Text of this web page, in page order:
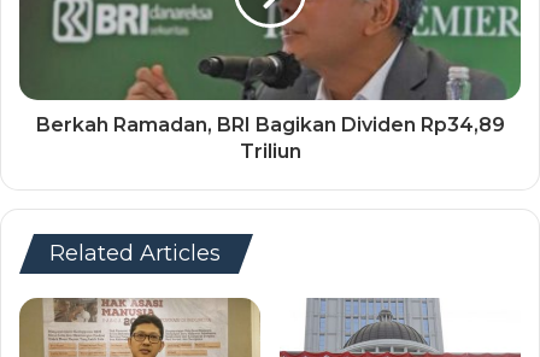
Berkah Ramadan, BRI Bagikan Dividen Rp34,89
Triliun
Related Articles